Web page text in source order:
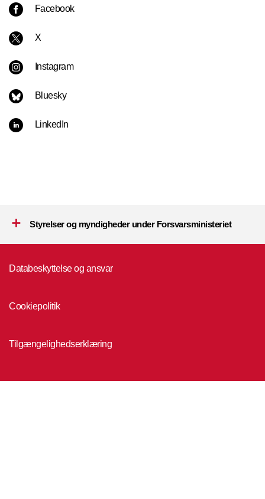
Facebook
X
Instagram
Bluesky
LinkedIn
Styrelser og myndigheder under Forsvarsministeriet
Databeskyttelse og ansvar
Cookiepolitik
Tilgængelighedserklæring